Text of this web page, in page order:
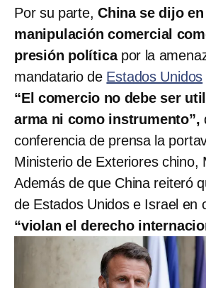
Por su parte, China se dijo
manipulación comercial
presión políticapor la
mandatario de Estados Unidos
“El comercio no debe ser
arma ni como instrumento”,
conferencia de prensa la
Ministerio de Exteriores chino,
Además de que China reiteró
de Estados Unidos e Israel en
“violan el derecho